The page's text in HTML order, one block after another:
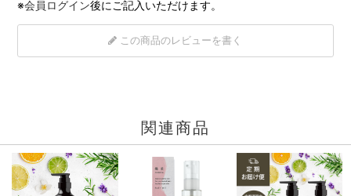
※会員ログイン後にご記入いただけます。
この商品のレビューを書く
関連商品